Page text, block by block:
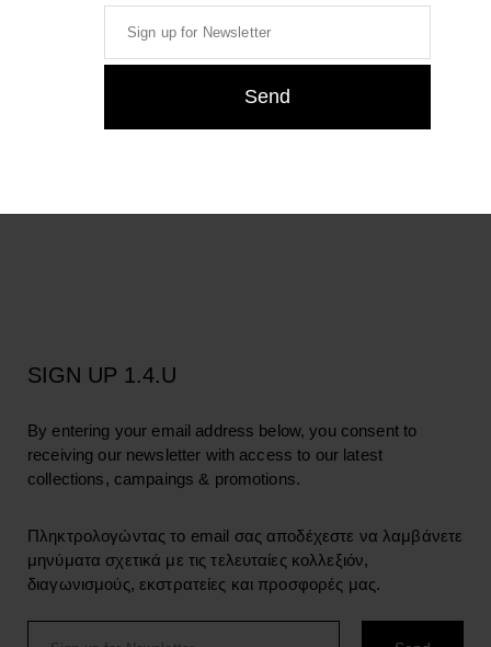
Returns
SIGN UP 1.4.U
By entering your email address below, you consent to
receiving our newsletter with access to our latest
collections, campaings & promotions.
Πληκτρολογώντας το email σας αποδέχεστε να λαμβάνετε
μηνύματα σχετικά με τις τελευταίες κολλεξιόν,
διαγωνισμούς, εκστρατείες και προσφορές μας.